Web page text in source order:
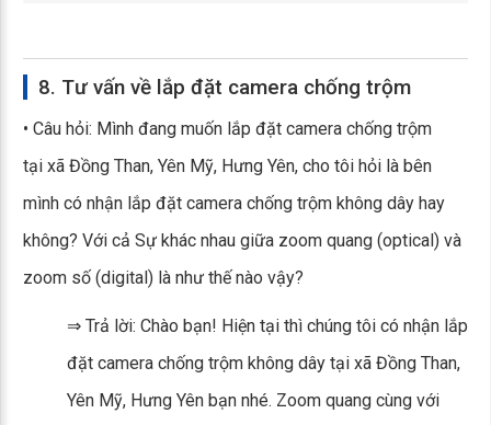
8. Tư vấn về lắp đặt camera chống trộm
• Câu hỏi: Mình đang muốn lắp đặt camera chống trộm
tại xã Đồng Than, Yên Mỹ, Hưng Yên, cho tôi hỏi là bên
mình có nhận lắp đặt camera chống trộm không dây hay
không? Với cả Sự khác nhau giữa zoom quang (optical) và
zoom số (digital) là như thế nào vậy?
⇒ Trả lời: Chào bạn! Hiện tại thì chúng tôi có nhận lắp
đặt camera chống trộm không dây tại xã Đồng Than,
Yên Mỹ, Hưng Yên bạn nhé. Zoom quang cùng với